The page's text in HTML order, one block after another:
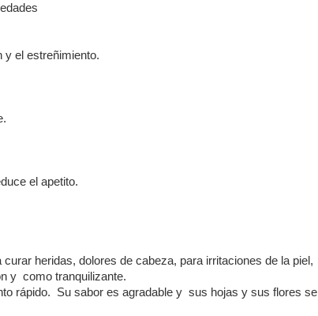
y el estreñimiento.
el apetito.
heridas, dolores de cabeza, para irritaciones de la piel,
y como tranquilizante.
rápido. Su sabor es agradable y sus hojas y sus flores se